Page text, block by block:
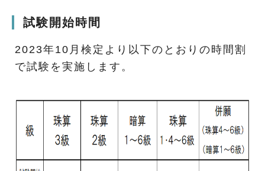
試験開始時間
2023年10月検定より以下のとおりの時間割
で試験を実施します。